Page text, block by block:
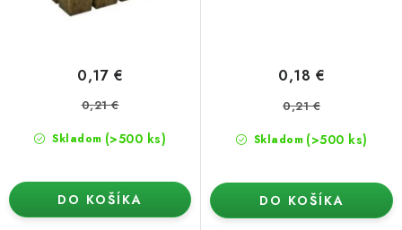
Skladom (>500 ks)
0,17 €
0,21 €
DO KOŠÍKA
Skladom (>500 ks)
0,18 €
0,21 €
DO KOŠÍKA